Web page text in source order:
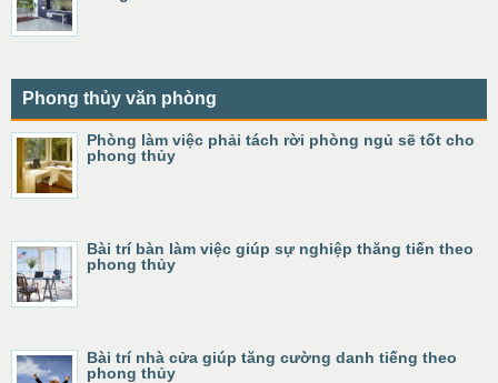
Phong thủy văn phòng
Phòng làm việc phải tách rời phòng ngủ sẽ tốt cho
phong thủy
Bài trí bàn làm việc giúp sự nghiệp thăng tiến theo
phong thủy
Bài trí nhà cửa giúp tăng cường danh tiếng theo
phong thủy